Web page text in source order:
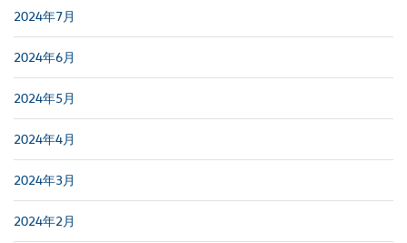
2024年7月
2024年6月
2024年5月
2024年4月
2024年3月
2024年2月